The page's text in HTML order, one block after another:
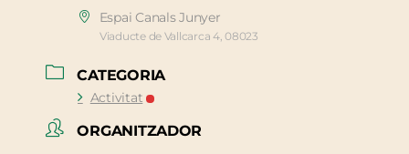
Espai Canals Junyer
Viaducte de Vallcarca 4, 08023
CATEGORIA
Activitat
ORGANITZADOR